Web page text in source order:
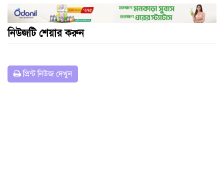
নিউজটি শেয়ার করুন
প্রিন্ট নিউজ দেখুন